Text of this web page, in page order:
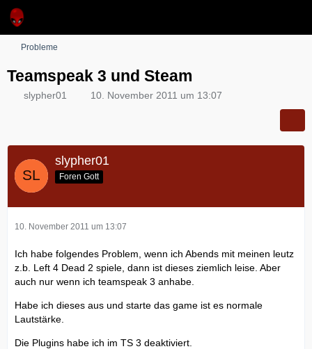
Probleme
Teamspeak 3 und Steam
slypher01 10. November 2011 um 13:07
slypher01
Foren Gott
10. November 2011 um 13:07
Ich habe folgendes Problem, wenn ich Abends mit meinen leutz
z.b. Left 4 Dead 2 spiele, dann ist dieses ziemlich leise. Aber
auch nur wenn ich teamspeak 3 anhabe.
Habe ich dieses aus und starte das game ist es normale
Lautstärke.
Die Plugins habe ich im TS 3 deaktiviert.